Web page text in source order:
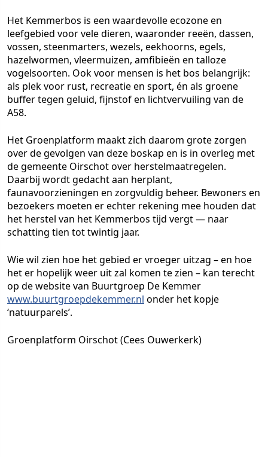
Het Kemmerbos is een waardevolle ecozone en
leefgebied voor vele dieren, waaronder reeën, dassen,
vossen, steenmarters, wezels, eekhoorns, egels,
hazelwormen, vleermuizen, amfibieën en talloze
vogelsoorten. Ook voor mensen is het bos belangrijk:
als plek voor rust, recreatie en sport, én als groene
buffer tegen geluid, fijnstof en lichtvervuiling van de
A58.
Het Groenplatform maakt zich daarom grote zorgen
over de gevolgen van deze boskap en is in overleg met
de gemeente Oirschot over herstelmaatregelen.
Daarbij wordt gedacht aan herplant,
faunavoorzieningen en zorgvuldig beheer. Bewoners en
bezoekers moeten er echter rekening mee houden dat
het herstel van het Kemmerbos tijd vergt — naar
schatting tien tot twintig jaar.
Wie wil zien hoe het gebied er vroeger uitzag – en hoe
het er hopelijk weer uit zal komen te zien – kan terecht
op de website van Buurtgroep De Kemmer
www.buurtgroepdekemmer.nl onder het kopje
‘natuurparels’.
Groenplatform Oirschot (Cees Ouwerkerk)